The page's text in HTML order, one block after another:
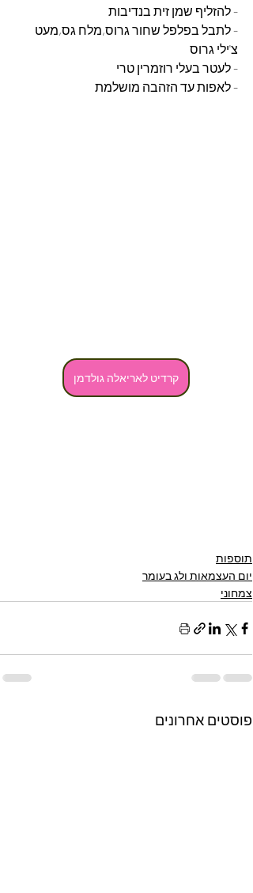
- להזליף שמן זית בנדיבות
- לתבל בפלפל שחור גרוס,מלח גס,מעט
צ'ילי גרוס
- לעטר בעלי רוזמרין טרי
- לאפות עד הזהבה מושלמת
קרדיט לאריאלה גולדמן
תוספות
יום העצמאות ולג בעומר
צמחוני
פוסטים אחרונים